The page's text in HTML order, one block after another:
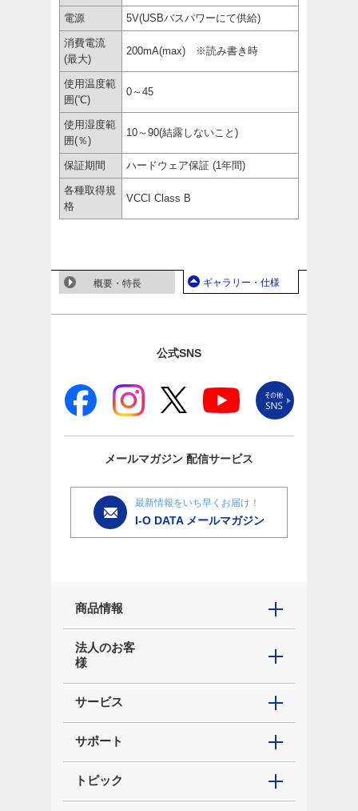
電源 5V(USBバスパワーにて供給)
消費電流
(最大)
200mA(max) ※読み書き時
使用温度範
囲(℃)
0～45
使用湿度範
囲(％)
10～90(結露しないこと)
保証期間 ハードウェア保証 (1年間)
各種取得規
格
VCCI Class B
概要・特長 ギャラリー・仕様
公式SNS
メールマガジン 配信サービス
最新情報をいち早くお届け！
I-O DATA メールマガジン
商品情報
法人のお客
様
サービス
サポート
トピック